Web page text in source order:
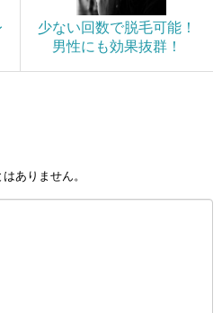
少ない回数で脱毛可能！
男性にも効果抜群！
ありません。